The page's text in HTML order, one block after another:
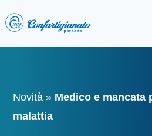
Novità » Medico e mancata
malattia